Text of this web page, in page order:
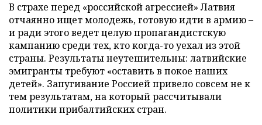
В страхе перед «российской агрессией» Латвия
отчаянно ищет молодежь, готовую идти в армию –
и ради этого ведет целую пропагандистскую
кампанию среди тех, кто когда-то уехал из этой
страны. Результаты неутешительны: латвийские
эмигранты требуют «оставить в покое наших
детей». Запугивание Россией привело совсем не к
тем результатам, на который рассчитывали
политики прибалтийских стран.